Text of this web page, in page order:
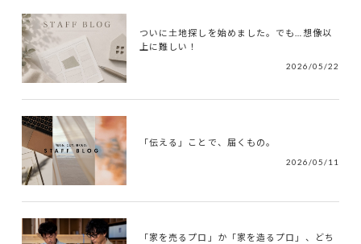
ついに土地探しを始めました。でも…想像以
上に難しい！
2026/05/22
「伝える」ことで、届くもの。
2026/05/11
「家を売るプロ」か「家を造るプロ」、どち